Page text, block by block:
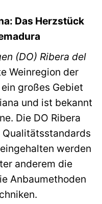
Das Herzstück
(DO) Ribera del
Weinregion der
großes Gebiet
und ist bekannt
Die DO Ribera
werden
anderem die
Anbaumethoden